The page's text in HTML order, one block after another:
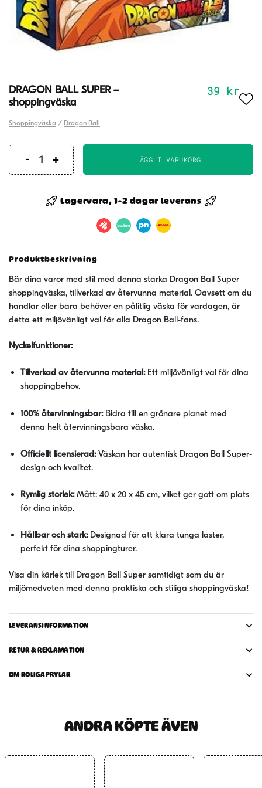
DRAGON BALL SUPER –
shoppingväska
39 kr
Shoppingväska / Dragon Ball
DRAGON
SUPER
shoppingväska
LÄGG I VARUKORG
Lagervara, 1-2 dagar leverans
Produktbeskrivning
Bär dina varor med stil med denna starka Dragon Ball Super
shoppingväska, tillverkad av återvunna material. Oavsett om du
handlar eller bara behöver en pålitlig väska för vardagen, är
detta ett miljövänligt val för alla Dragon Ball-fans.
Nyckelfunktioner:
Tillverkad av återvunna material:Ett miljövänligt val för dina
shoppingbehov.
100% återvinningsbar:Bidra till en grönare planet med
denna helt återvinningsbara väska.
Officiellt licensierad:Väskan har autentisk Dragon Ball Super-
design och kvalitet.
Rymlig storlek:Mått: 40 x 20 x 45 cm, vilket ger gott om plats
för dina inköp.
Hållbar och stark:Designad för att klara tunga laster,
perfekt för dina shoppingturer.
Visa din kärlek till Dragon Ball Super samtidigt som du är
miljömedveten med denna praktiska och stiliga shoppingväska!
LEVERANSINFORMATION
RETUR & REKLAMATION
OM ROLIGAPRYLAR
ANDRA KÖPTE ÄVEN